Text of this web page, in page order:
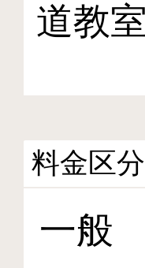
道教
料金区分
一般